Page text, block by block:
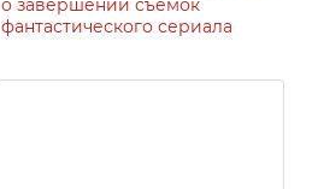
о завершении съемок
фантастического сериала